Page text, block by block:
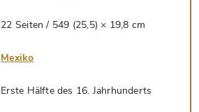
22 Seiten / 549 (25,5) × 19,8 cm
Mexiko
Erste Hälfte des 16. Jahrhunderts